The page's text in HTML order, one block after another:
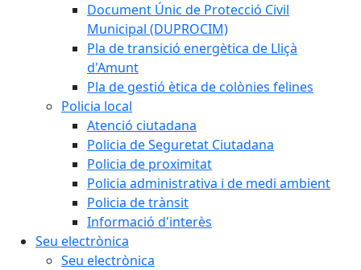
Document Únic de Protecció Civil
Municipal (DUPROCIM)
Pla de transició energètica de Lliçà
d'Amunt
Pla de gestió ètica de colònies felines
Policia local
Atenció ciutadana
Policia de Seguretat Ciutadana
Policia de proximitat
Policia administrativa i de medi ambient
Policia de trànsit
Informació d'interès
Seu electrònica
Seu electrònica